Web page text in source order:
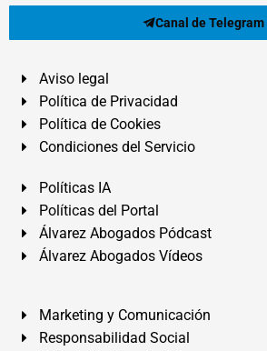
Canal de Telegram
Aviso legal
Política de Privacidad
Política de Cookies
Condiciones del Servicio
Políticas IA
Políticas del Portal
Álvarez Abogados Pódcast
Álvarez Abogados Vídeos
Marketing y Comunicación
Responsabilidad Social